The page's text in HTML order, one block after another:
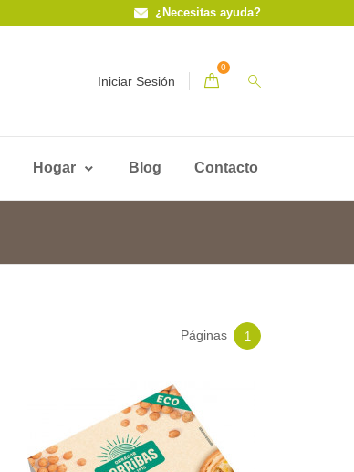
¿Necesitas ayuda?
Iniciar Sesión
0
Hogar Blog Contacto
Páginas 1